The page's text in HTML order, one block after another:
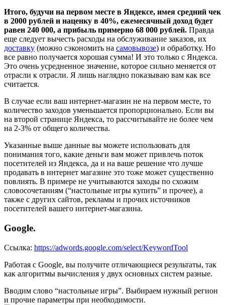
Итого, будучи на первом месте в Яндексе, имея средний чек
в 2000 рублей и наценку в 40%, ежемесячный доход будет
равен 240 000, а прибыль примерно 68 000 рублей. Правда
еще следует вычесть расходы на обслуживание заказов, их
доставку (можно сэкономить на самовывозе) и обработку. Но
все равно получается хорошая сумма! И это только с Яндекса.
Это очень усредненное значение, которое сильно меняется от
отрасли к отрасли. Я лишь наглядно показываю вам как все
считается.
В случае если ваш интернет-магазин не на первом месте, то
количество заходов уменьшается пропорционально. Если вы
на второй странице Яндекса, то рассчитывайте не более чем
на 2-3% от общего количества.
Указанные выше данные вы можете использовать для
понимания того, какие деньги вам может привлечь поток
посетителей из Яндекса, да и на ваше решение что лучше
продавать в интернет магазине это тоже может существенно
повлиять. В примере не учитываются заходы по схожим
словосочетаниям (“настольные игры купить” и прочее), а
также с других сайтов, рекламы и прочих источников
посетителей вашего интернет-магазина.
Google.
Ссылка: https://adwords.google.com/select/KeywordTool
Работая с Google, вы получите отличающиеся результаты, так
как алгоритмы вычисления у двух основных систем разные.
Вводим слово “настольные игры”. Выбираем нужный регион
и прочие параметры при необходимости.